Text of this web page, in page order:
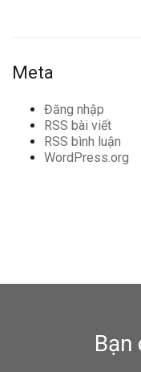
Meta
Đăng nhập
RSS bài viết
RSS bình luận
WordPress.org
Bạn